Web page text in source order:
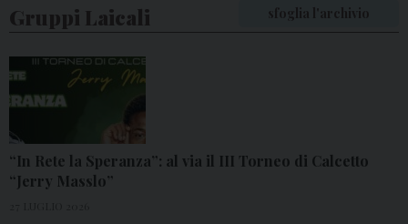
Gruppi Laicali sfoglia l'archivio
“In Rete la Speranza”: al via il III Torneo di Calcetto
“Jerry Masslo”